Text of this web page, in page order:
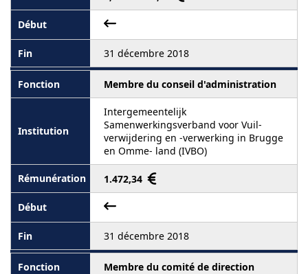
31 décembre 2018
Membre du conseil d'administration
Intergemeentelijk
Samenwerkingsverband voor Vuil-
verwijdering en -verwerking in Brugge
en Omme- land (IVBO)
1.472,34
31 décembre 2018
Membre du comité de direction